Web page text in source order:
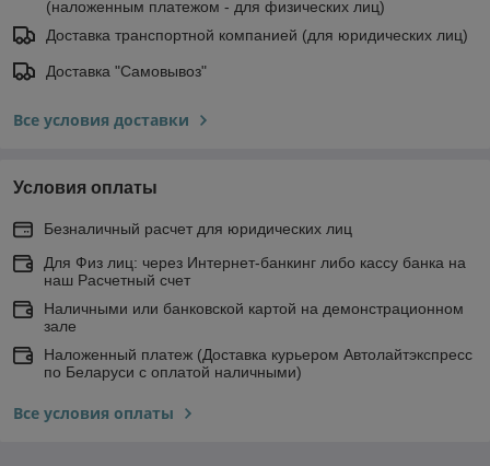
(наложенным платежом - для физических лиц)
Доставка транспортной компанией (для юридических лиц)
Доставка "Самовывоз"
Все условия доставки
Условия оплаты
Безналичный расчет для юридических лиц
Для Физ лиц: через Интернет-банкинг либо кассу банка на
наш Расчетный счет
Наличными или банковской картой на демонстрационном
зале
Наложенный платеж (Доставка курьером Автолайтэкспресс
по Беларуси с оплатой наличными)
Все условия оплаты